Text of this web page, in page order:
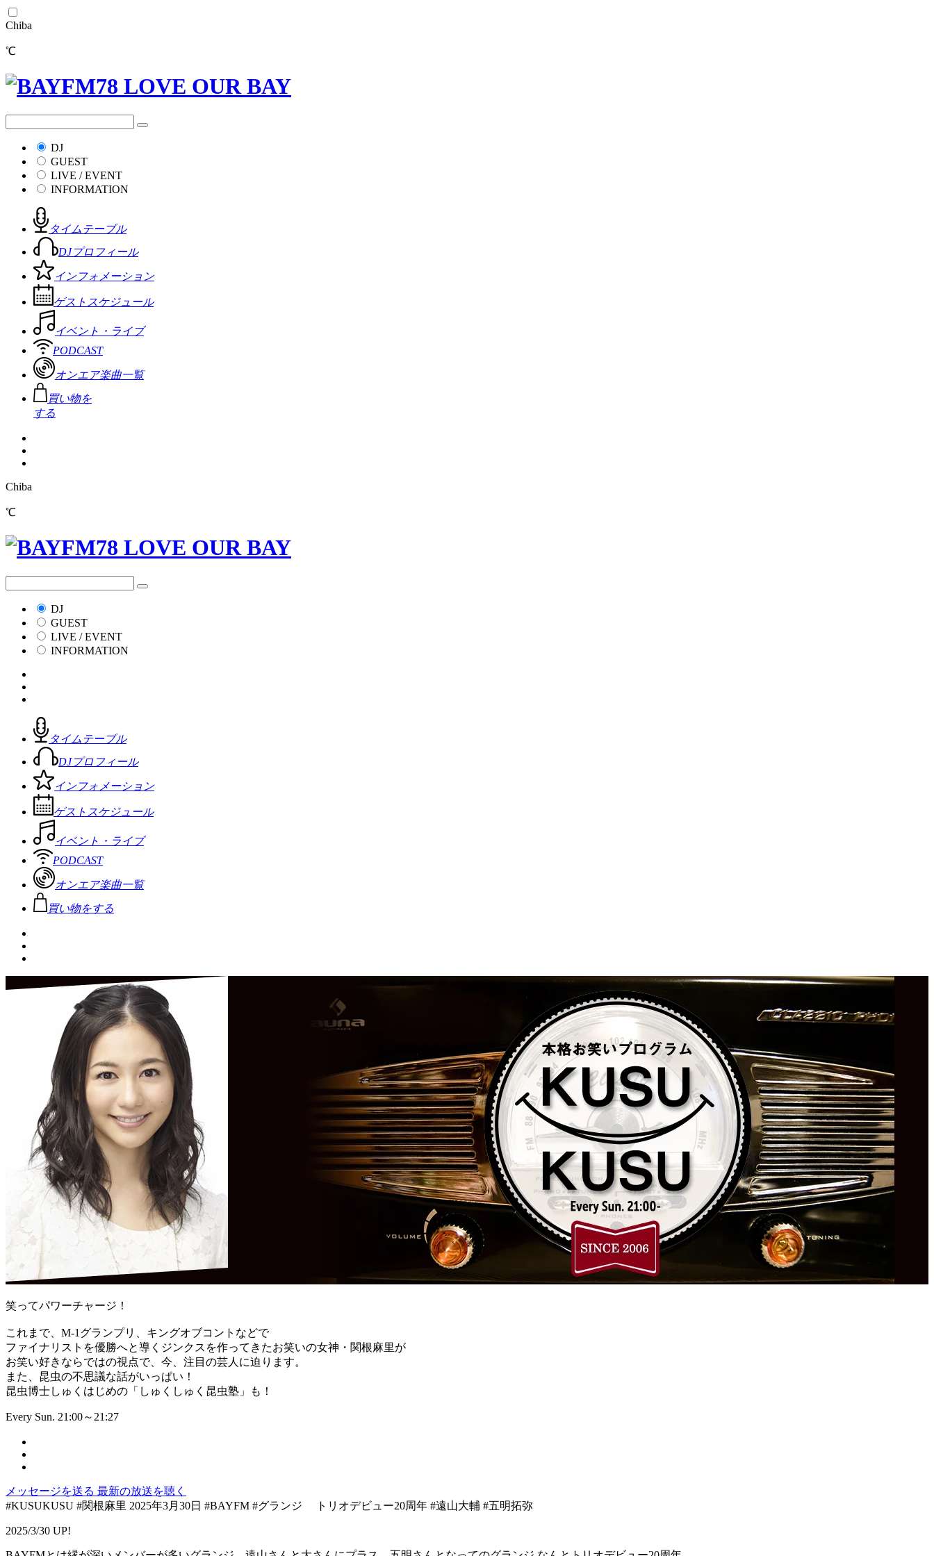
Chiba
℃
DJ
GUEST
LIVE / EVENT
INFORMATION
タイムテーブル
DJプロフィール
インフォメーション
ゲストスケジュール
イベント・ライブ
PODCAST
オンエア楽曲一覧
買い物を
する
Chiba
℃
DJ
GUEST
LIVE / EVENT
INFORMATION
タイムテーブル
DJプロフィール
インフォメーション
ゲストスケジュール
イベント・ライブ
PODCAST
オンエア楽曲一覧
買い物をする
笑ってパワーチャージ！
これまで、M-1グランプリ、キングオブコントなどで
ファイナリストを優勝へと導くジンクスを作ってきたお笑いの女神・関根麻里が
お笑い好きならではの視点で、今、注目の芸人に迫ります。
また、昆虫の不思議な話がいっぱい！
昆虫博士しゅくはじめの「しゅくしゅく昆虫塾」も！
Every Sun. 21:00～21:27
メッセージを送る 最新の放送を聴く
#KUSUKUSU #関根麻里 2025年3月30日 #BAYFM #グランジ トリオデビュー20周年 #遠山大輔 #五明拓弥
2025/3/30 UP!